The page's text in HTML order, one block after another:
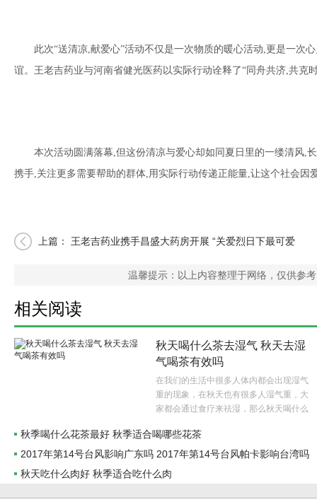
此次“送清凉,献爱心”活动不仅是一次物质的暖心活动,更是一次
谊。王老吉药业与河南省健光医药以实际行动诠释了“同舟共济,共克
本次活动圆满落幕,但这份清凉与爱心却如同夏日里的一缕清风,
携手,关注更多需要帮助的群体,用实际行动传递正能量,让这个社会因
上篇： 王老吉药业携手昌盛大药房开展 “关爱烈日下最可爱
温馨提示：以上内容整理于网络，仅供参
相关阅读
秋天喝什么茶去湿气 秋天去湿
气喝茶有效吗
在我们的生活中很多人体内都会出现湿气
重的现象，在秋天也有很多人湿气重，大
家都会通过食疗来祛湿，那么秋天喝什么
秋季喝什么花茶最好 秋季适合喝哪些花茶
2017年第14号台风影响广东吗 2017年第14号台风帕卡影响台湾吗
秋天吃什么肉好 秋季适合吃什么肉